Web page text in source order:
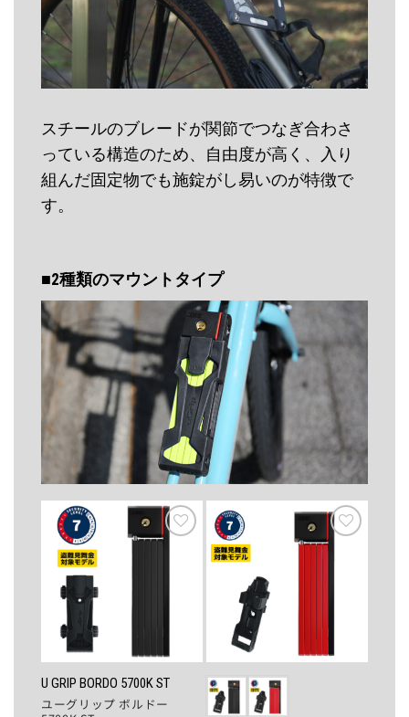
スチールのブレードが関節でつなぎ合わさ
っている構造のため、自由度が高く、入り
組んだ固定物でも施錠がし易いのが特徴で
す。
■2種類のマウントタイプ
U GRIP BORDO 5700K ST
ユーグリップ ボルドー